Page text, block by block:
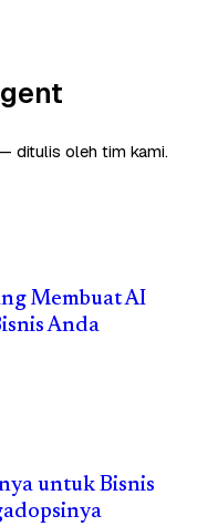
ditulis oleh tim kami.
Membuat AI
Anda
untuk Bisnis